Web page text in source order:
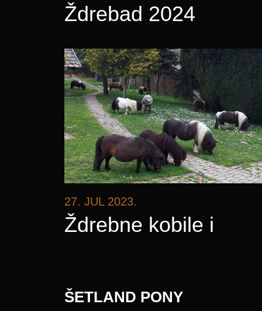
Ždrebad 2024
27. JUL 2023.
Ždrebne kobile i
ŠETLAND PONY